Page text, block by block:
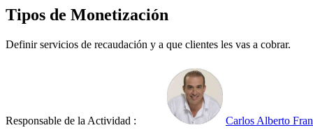
Tipos de Monetización
Definir servicios de recaudación y a que clientes les vas a cobrar.
Responsable de la Actividad :
Carlos Alberto